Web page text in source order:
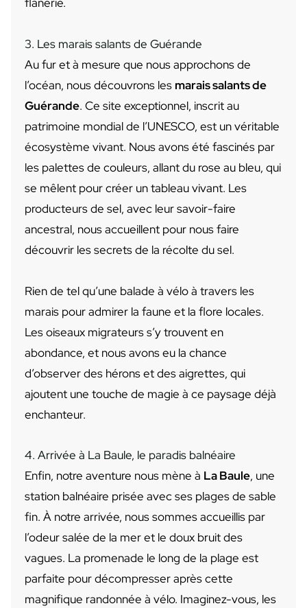
3. Les marais salants de Guérande
Au fur et à mesure que nous approchons de
l’océan, nous découvrons les marais salants de
Guérande. Ce site exceptionnel, inscrit au
patrimoine mondial de l’UNESCO, est un véritable
écosystème vivant. Nous avons été fascinés par
les palettes de couleurs, allant du rose au bleu, qui
se mêlent pour créer un tableau vivant. Les
producteurs de sel, avec leur savoir-faire
ancestral, nous accueillent pour nous faire
découvrir les secrets de la récolte du sel.
Rien de tel qu’une balade à vélo à travers les
marais pour admirer la faune et la flore locales.
Les oiseaux migrateurs s’y trouvent en
abondance, et nous avons eu la chance
d’observer des hérons et des aigrettes, qui
ajoutent une touche de magie à ce paysage déjà
enchanteur.
4. Arrivée à La Baule, le paradis balnéaire
Enfin, notre aventure nous mène à La Baule, une
station balnéaire prisée avec ses plages de sable
fin. À notre arrivée, nous sommes accueillis par
l’odeur salée de la mer et le doux bruit des
vagues. La promenade le long de la plage est
parfaite pour décompresser après cette
magnifique randonnée à vélo. Imaginez-vous, les